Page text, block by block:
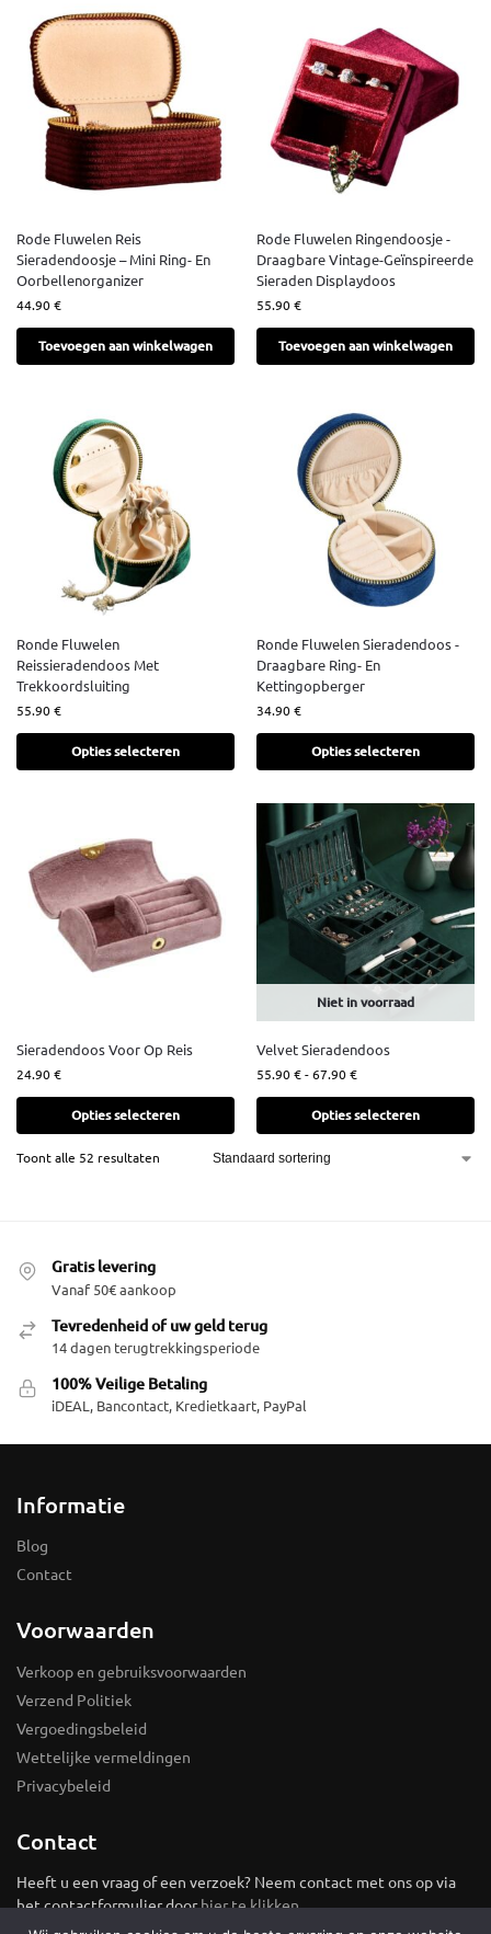
Rode Fluwelen Reis
Sieradendoosje – Mini Ring- En
Oorbellenorganizer
44.90€
Toevoegen aan winkelwagen
Rode Fluwelen Ringendoosje -
Draagbare Vintage-Geïnspireerde
Sieraden Displaydoos
55.90€
Toevoegen aan winkelwagen
Ronde Fluwelen
Reissieradendoos Met
Trekkoordsluiting
55.90€
Opties selecteren
Ronde Fluwelen Sieradendoos -
Draagbare Ring- En
Kettingopberger
34.90€
Opties selecteren
Sieradendoos Voor Op Reis
24.90€
Opties selecteren
Niet in voorraad
Velvet Sieradendoos
55.90€-67.90€
Opties selecteren
Toont alle 52 resultaten
Gratis levering
Vanaf 50€ aankoop
Tevredenheid of uw geld terug
14 dagen terugtrekkingsperiode
100% Veilige Betaling
iDEAL, Bancontact, Kredietkaart, PayPal
Informatie
Blog
Contact
Voorwaarden
Verkoop en gebruiksvoorwaarden
Verzend Politiek
Vergoedingsbeleid
Wettelijke vermeldingen
Privacybeleid
Contact
Heeft u een vraag of een verzoek? Neem contact met ons op via
het contactformulier doorhier te klikken.